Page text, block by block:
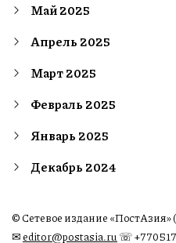
Май 2025
Апрель 2025
Март 2025
Февраль 2025
Январь 2025
Декабрь 2024
© Сетевое издание
✉︎editor@postasia.ru ☏